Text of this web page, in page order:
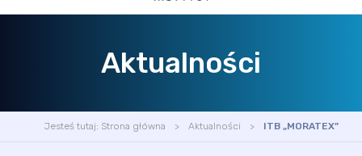
OGŁOSZENIA
DEKLARACJA DOSTĘPNOŚCI
Aktualności
Jesteś tutaj: Strona główna Aktualności ITB „MORATEX”